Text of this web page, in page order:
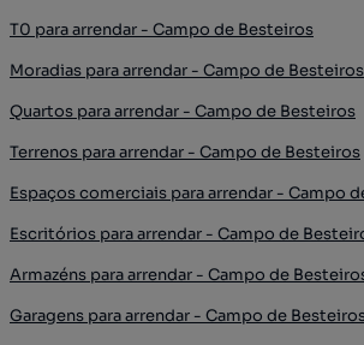
T0 para arrendar - Campo de Besteiros
Moradias para arrendar - Campo de Besteiros
Quartos para arrendar - Campo de Besteiros
Terrenos para arrendar - Campo de Besteiros
Espaços comerciais para arrendar - Campo
Escritórios para arrendar - Campo de
Armazéns para arrendar - Campo de
Garagens para arrendar - Campo de